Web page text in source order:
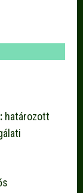
határozott